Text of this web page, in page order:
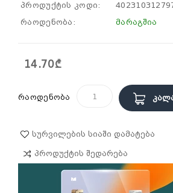
პროდუქტის კოდი:
რაოდენობა:
მარაგშია
14.70₾
რაოდენობა
Სურვილების Სიაში Დამატება
Პროდუქტის Შედარება